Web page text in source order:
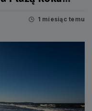
1 miesiąc temu